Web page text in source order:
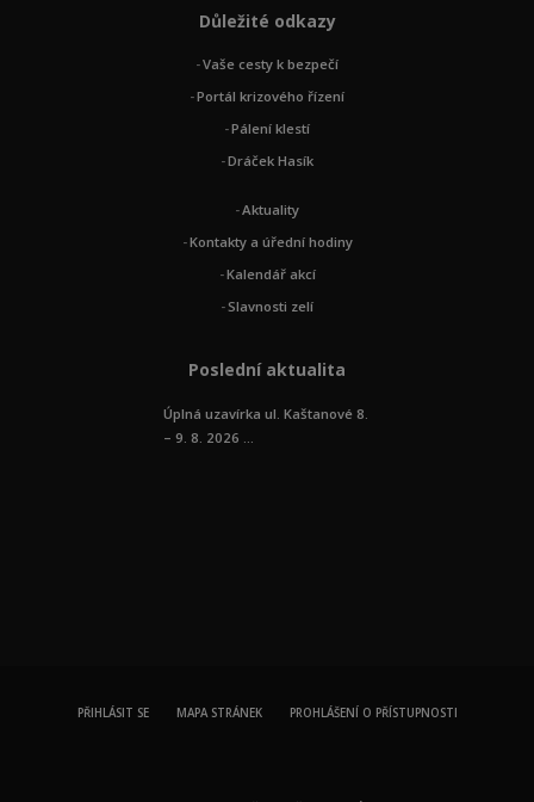
Důležité odkazy
Vaše cesty k bezpečí
Portál krizového řízení
Pálení klestí
Dráček Hasík
Aktuality
Kontakty a úřední hodiny
Kalendář akcí
Slavnosti zelí
Poslední aktualita
Úplná uzavírka ul. Kaštanové 8.
– 9. 8. 2026 ...
PŘIHLÁSIT SE MAPA STRÁNEK PROHLÁŠENÍ O PŘÍSTUPNOSTI